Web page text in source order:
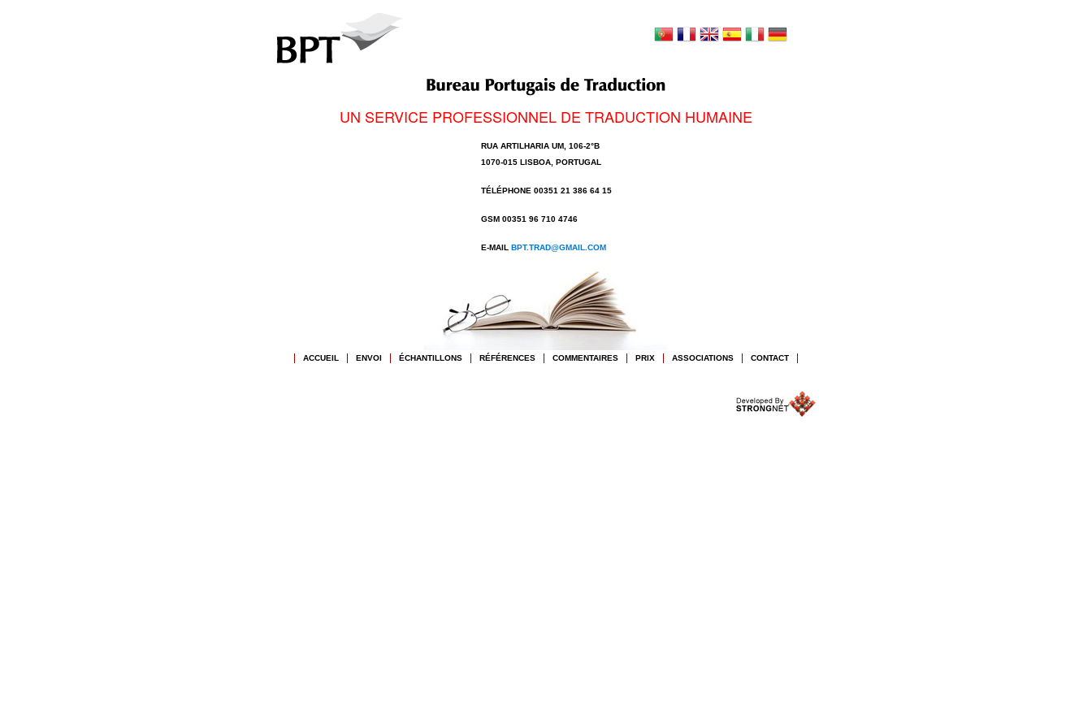
UN SERVICE PROFESSIONNEL DE TRADUCTION HUMAINE
RUA ARTILHARIA UM, 106-2°B
1070-015 LISBOA, PORTUGAL
TÉLÉPHONE 00351 21 386 64 15
GSM 00351 96 710 4746
E-MAIL BPT.TRAD@GMAIL.COM
ACCUEIL ENVOI ÉCHANTILLONS RÉFÉRENCES COMMENTAIRES PRIX ASSOCIATIONS CONTACT